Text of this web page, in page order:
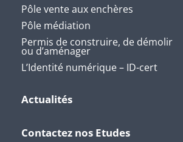
Pôle vente aux enchères
Pôle médiation
Permis de construire, de démolir
ou d’aménager
L’Identité numérique – ID-cert
Actualités
Contactez nos Etudes